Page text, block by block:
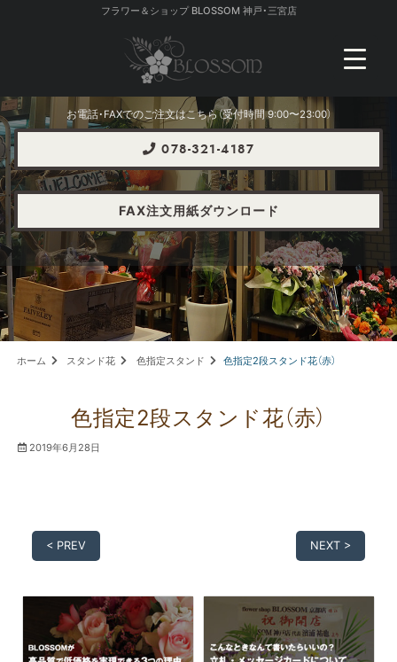
フラワー＆ショップ BLOSSOM 神戸・三宮店
お電話・FAXでのご注文はこちら（受付時間 9:00〜23:00）
078-321-4187
FAX注文用紙ダウンロード
ホーム スタンド花 色指定スタンド 色指定2段スタンド花（赤）
色指定2段スタンド花（赤）
2019年6月28日
< PREV NEXT >